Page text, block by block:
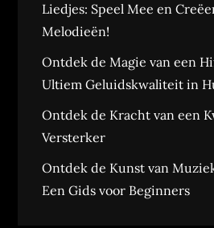
Liedjes: Speel Mee en
Melodieën!
Ontdek de Magie van een
Ultiem Geluidskwaliteit in
Ontdek de Kracht van een
Versterker
Ontdek de Kunst van
Een Gids voor Beginners